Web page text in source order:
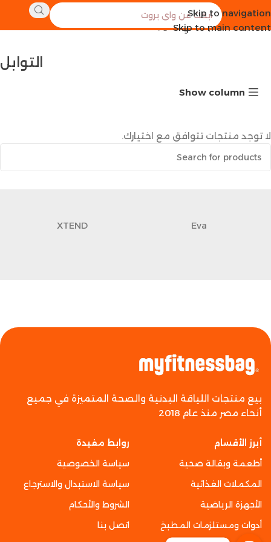
Skip to navigation
Skip to main content
الرئيسية طعام صحي التوابل
التوابل
Show column
لا توجد منتجات تتوافق مع اختيارك.
Eva
XTEND
بيع منتجات اللياقة البدنية والصحة المتميزة في جميع
أنحاء مصر منذ عام 2018
أبرز الأقسام
أطعمة وبقالة صحية
المكملات الغذائية
الأجهزة الرياضية
أدوات ومستلزمات المطبخ
روابط مفيدة
سياسة الخصوصية
سياسة الاستبدال والاسترجاع
الشروط والأحكام
اتصل بنا